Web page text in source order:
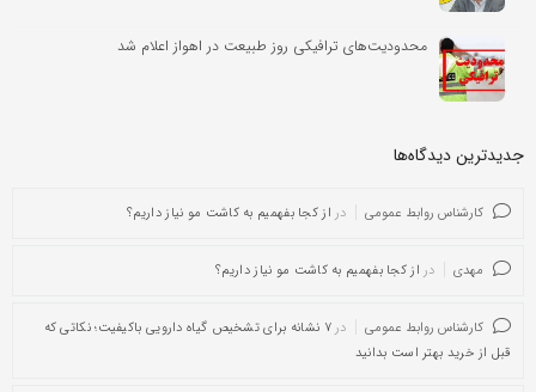
محدودیت‌های ترافیکی روز طبیعت در اهواز اعلام شد
جدیدترین دیدگاه‌‌ها
کارشناس روابط عمومی در از کجا بفهمیم به کاشت مو نیاز داریم؟
مهدی در از کجا بفهمیم به کاشت مو نیاز داریم؟
کارشناس روابط عمومی در
۷ نشانه برای تشخیص گیاه دارویی باکیفیت؛ نکاتی که
قبل از خرید بهتر است بدانید